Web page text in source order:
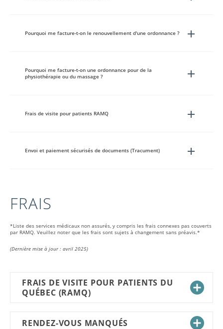
Pourquoi me facture-t-on le renouvellement d'une ordonnance ?
Pourquoi me facture-t-on une ordonnance pour de la
physiothérapie ou du massage ?
Frais de visite pour patients RAMQ
Envoi et paiement sécurisés de documents (Tracument)
FRAIS
*Liste des services médicaux non assurés, y compris les frais connexes pas couverts
par RAMQ. Veuillez noter que les frais sont sujets à changement sans préavis.*
(Dernière mise à jour : avril 2025)
FRAIS DE VISITE POUR PATIENTS DU
QUÉBEC (RAMQ)
RENDEZ-VOUS MANQUÉS